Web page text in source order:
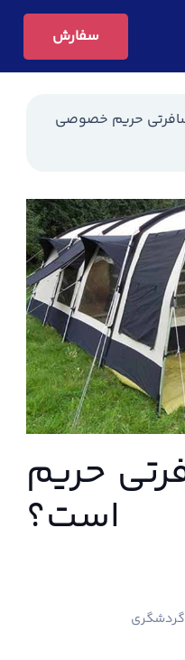
سفارش
حریم خصوصی
حریم
گردشگری